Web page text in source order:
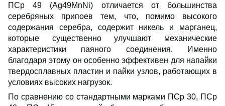
ПСр 49 (Ag49MnNi) отличается от большинства
серебряных припоев тем, что, помимо высокого
содержания серебра, содержит никель и марганец,
которые существенно улучшают механические
характеристики паяного соединения. Именно
благодаря этому он особенно эффективен для напайки
твердосплавных пластин и пайки узлов, работающих в
условиях высоких нагрузок.
По сравнению со стандартными марками ПСр 30, ПСр